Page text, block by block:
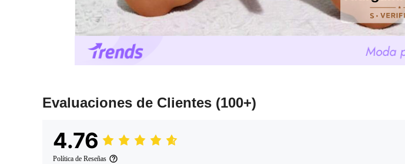
Evaluaciones de Clientes (100+)
4.76
Política de Reseñas